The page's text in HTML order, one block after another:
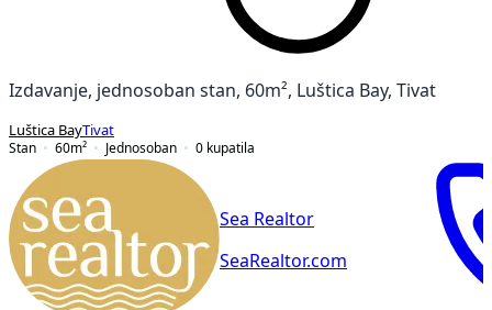
Izdavanje, jednosoban stan, 60m², Luštica Bay, Tivat
Luštica BayTivat
Stan
60m² Jednosoban 0 kupatila
Sea Realtor
SeaRealtor.com